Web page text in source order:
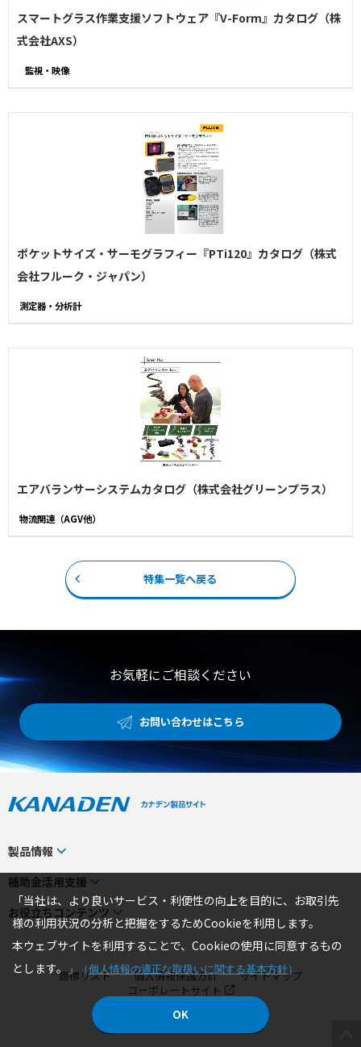
スマートグラス作業支援ソフトウェア『V-Form』カタログ（​株
式会社AXS）
監視・映像
ポケットサイズ・サーモグラフィー『PTi120』カタログ（株式
会社フルーク・ジャパン）
測定器・分析計
エアバランサーシステムカタログ（株式会社グリーンプラス）
物流関連（AGV他）
特集一覧へ戻る
お気軽にご相談ください
お問い合わせはこちら
製品情報
カテゴリから探す
メーカーから探す
事業から探す
製品一覧
エリア別おすすめ製品
ピックアップ製品
補助金活用支援
補助金検索システム
補助金対象製品一覧
お役立ちコンテンツ
トピックス
お役立ちコラム
4コマ漫画でわかる取扱製品
商標リスト 個人情報保護方針
サイトマップ
コーポレートサイト
© 2026 KANADEN Corporation.
「当社は、より良いサービス・利便性の向上を目的に、お取引先
様の利用状況の分析と把握をするためCookieを利用します。
本ウェブサイトを利用することで、Cookieの使用に同意するもの
とします。」 （個人情報の適正な取扱いに関する基本方針）
OK